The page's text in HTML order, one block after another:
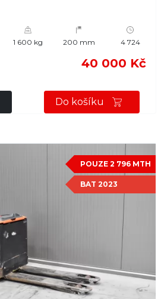
1 600 kg 200 mm 4 724
40 000 Kč
Do košíku
POUZE 2 796 MTH
BAT 2023